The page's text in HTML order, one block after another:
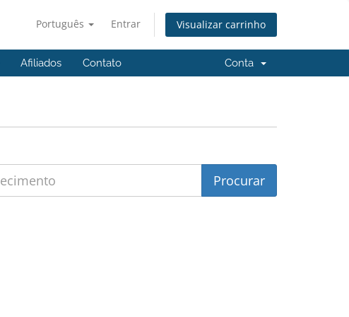
Português Entrar Visualizar carrinho
Afiliados Contato Conta